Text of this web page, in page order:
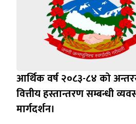
आर्थिक वर्ष २०८३-८४ को
वित्तीय हस्तान्तरण सम्बन्धी
मार्गदर्शन।